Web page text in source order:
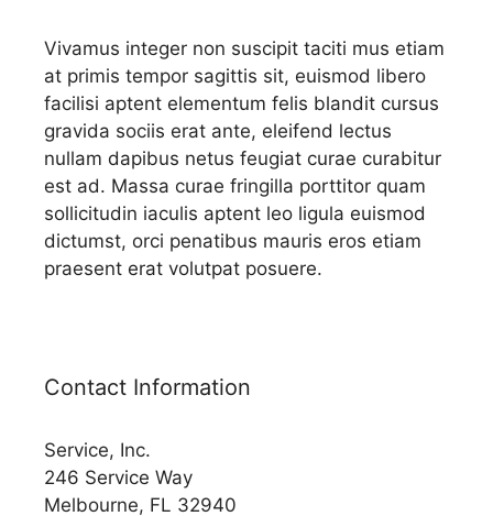
Vivamus integer non suscipit taciti mus etiam
at primis tempor sagittis sit, euismod libero
facilisi aptent elementum felis blandit cursus
gravida sociis erat ante, eleifend lectus
nullam dapibus netus feugiat curae curabitur
est ad. Massa curae fringilla porttitor quam
sollicitudin iaculis aptent leo ligula euismod
dictumst, orci penatibus mauris eros etiam
praesent erat volutpat posuere.
Contact Information
Service, Inc.
246 Service Way
Melbourne, FL 32940